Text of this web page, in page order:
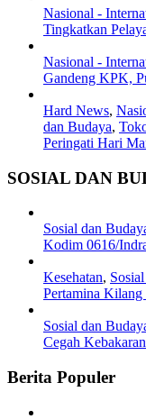
Nasional -
Tingkatkan
Nasional -
Gandeng KPK,
Hard News,
dan Budaya,
Peringati Hari
SOSIAL DAN
Sosial dan
Kodim 0616/
Kesehatan,
Pertamina
Sosial dan
Cegah
Berita Populer